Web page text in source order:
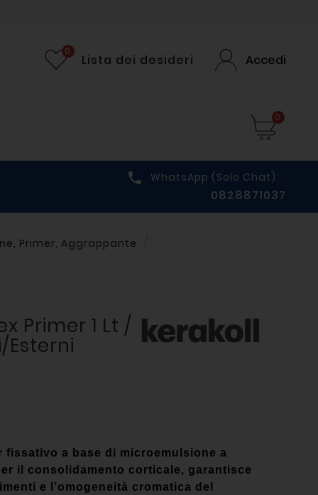
Lista dei desideri
0
Accedi
0
 WhatsApp (solo Chat):
0828871037
Primer, Aggrappante
Primer 1 Lt /
esterni
fissativo a base di microemulsione a
il consolidamento corticale, garantisce
e l’omogeneità cromatica del